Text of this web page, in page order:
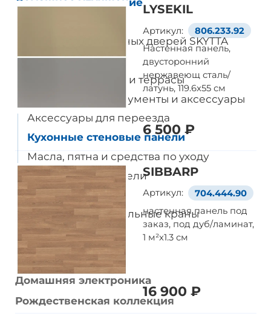
Система раздвижных дверей SKYTTA
Ручки и ручки
Полы для балкона и террасы
Монтажные инструменты и аксессуары
Аксессуары для переезда
Кухонные стеновые панели
Масла, пятна и средства по уходу
Акустические панели
Безопасность
Кухонные и умывальные краны
Украшения
Умный дом
Домашняя электроника
Рождественская коллекция
LYSEKIL
Артикул:
806.233.92
Настенная панель,
двусторонний
нержавеющ сталь/
латунь, 119.6x55 см
6 500 ₽
SIBBARP
Артикул:
704.444.90
настенная панель под
заказ, под дуб/ламинат,
1 м²x1.3 см
16 900 ₽